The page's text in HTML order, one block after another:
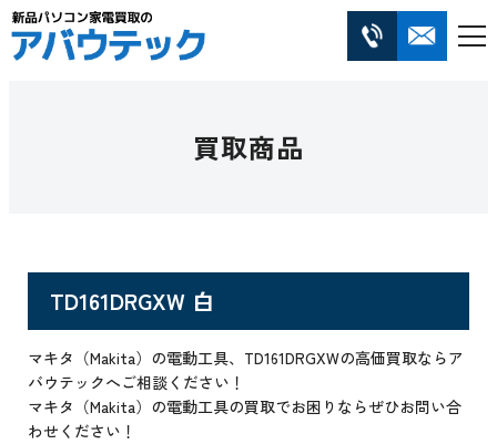
買取商品
TD161DRGXW 白
マキタ（Makita）の電動工具、TD161DRGXWの高価買取ならア
バウテックへご相談ください！
マキタ（Makita）の電動工具の買取でお困りならぜひお問い合
わせください！